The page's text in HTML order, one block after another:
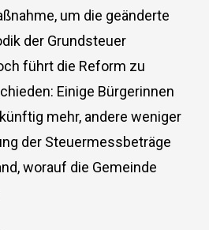
um die geänderte
der Grundsteuer
führt die Reform zu
Einige Bürgerinnen
mehr, andere weniger
der Steuermessbeträge
worauf die Gemeinde